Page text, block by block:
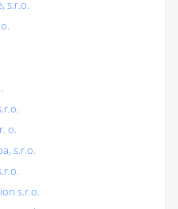
s.r.o.
o.
s.r.o.
s.r.o.